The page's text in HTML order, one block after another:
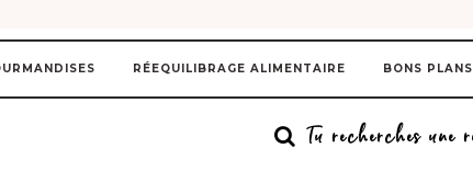
RÉEQUILIBRAGE ALIMENTAIRE BONS PLANS